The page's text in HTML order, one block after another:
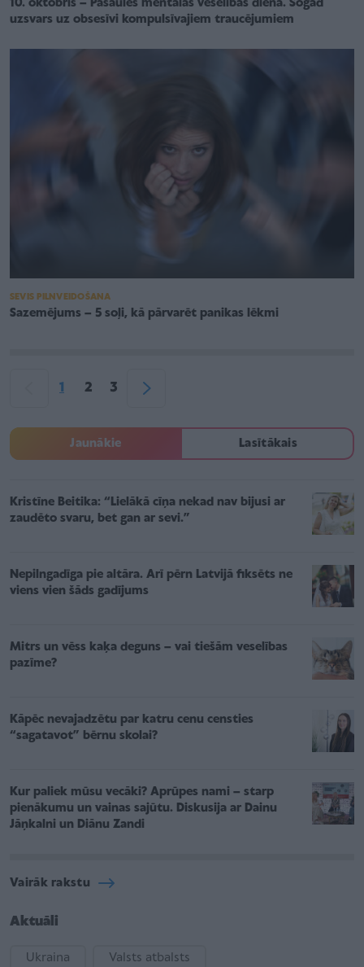
10. oktobris – Pasaules mentālās veselības diena. Šogad
uzsvars uz obsesīvi kompulsīvajiem traucējumiem
SEVIS PILNVEIDOŠANA
Sazemējums – 5 soļi, kā pārvarēt panikas lēkmi
1 2 3
Jaunākie Lasītākais
Kristīne Beitika: “Lielākā cīņa nekad nav bijusi ar
zaudēto svaru, bet gan ar sevi.”
Nepilngadīga pie altāra. Arī pērn Latvijā fiksēts ne
viens vien šāds gadījums
Mitrs un vēss kaķa deguns – vai tiešām veselības
pazīme?
Kāpēc nevajadzētu par katru cenu censties
“sagatavot” bērnu skolai?
Kur paliek mūsu vecāki? Aprūpes nami – starp
pienākumu un vainas sajūtu. Diskusija ar Dainu
Jāņkalni un Diānu Zandi
Vairāk rakstu
Aktuāli
Ukraina Valsts atbalsts